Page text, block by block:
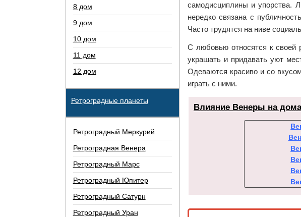
самодисциплины и упорства.
нередко связана с
Часто трудятся на ниве
С любовью относятся к своей
украшать и придавать уют
Одеваются красиво и со
играть с ними.
Влияние Венеры на
8 дом
9 дом
10 дом
11 дом
12 дом
Ретроградные планеты
Ретроградный Меркурий
Ретроградная Венера
Ретроградный Марс
Ретроградный Юпитер
Ретроградный Сатурн
Ретроградный Уран